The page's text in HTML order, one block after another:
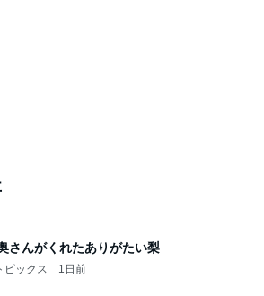
さんがくれたありがたい梨
ピックス 1日前